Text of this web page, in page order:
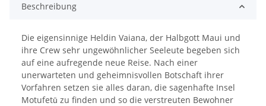
Beschreibung
Die eigensinnige Heldin Vaiana, der Halbgott Maui und
ihre Crew sehr ungewöhnlicher Seeleute begeben sich
auf eine aufregende neue Reise. Nach einer
unerwarteten und geheimnisvollen Botschaft ihrer
Vorfahren setzen sie alles daran, die sagenhafte Insel
Motufetū zu finden und so die verstreuten Bewohner